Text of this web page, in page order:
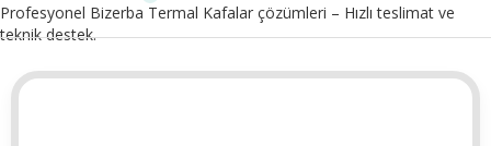
Profesyonel Bizerba Termal Kafalar çözümleri – Hızlı teslimat ve
teknik destek.